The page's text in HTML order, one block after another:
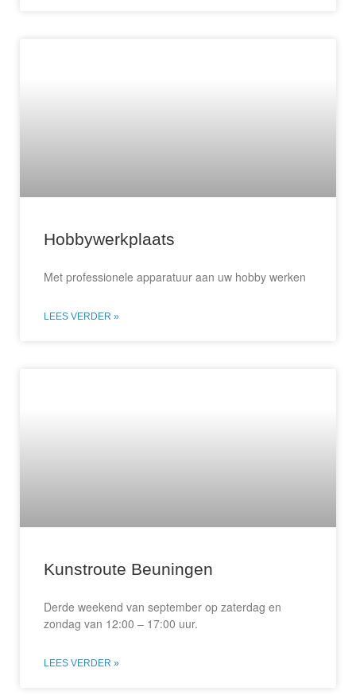
Hobbywerkplaats
Met professionele apparatuur aan uw hobby werken
LEES VERDER »
Kunstroute Beuningen
Derde weekend van september op zaterdag en
zondag van 12:00 – 17:00 uur.
LEES VERDER »